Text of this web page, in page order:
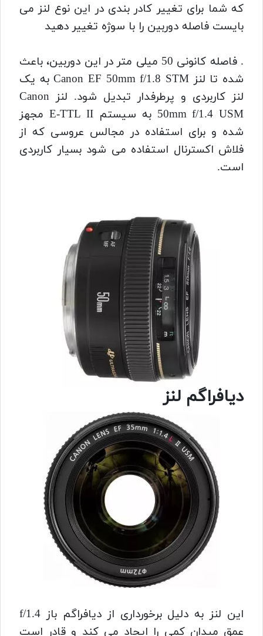
که شما برای تغییر کادر بندی در این نوع لنز می
بایست فاصله دوربین را با سوژه تغییر دهید
. فاصله کانونی 50 میلی متر در این دوربین، باعث
شده تا لنز
Canon EF 50mm f/1.8 STM به یک
لنز کاربردی و پرطرفدار تبدیل شود. لنز Canon
50mm f/1.4 USM به سیستم
E-TTL II مجهز
شده و برای استفاده در مجالس عروسی که از
فلاش اکسترنال استفاده می شود بسیار کاربردی
است.
دیافراگم لنز
این لنز به دلیل برخورداری از دیافراگم باز f/1.4
عمق میدان کمی را ایجاد می کند و قادر است